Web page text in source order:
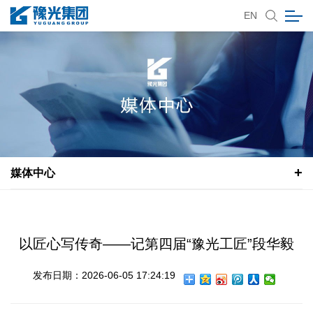
EN
媒体中心
以匠心写传奇——记第四届“豫光工匠”段华毅
发布日期：2026-06-05 17:24:19